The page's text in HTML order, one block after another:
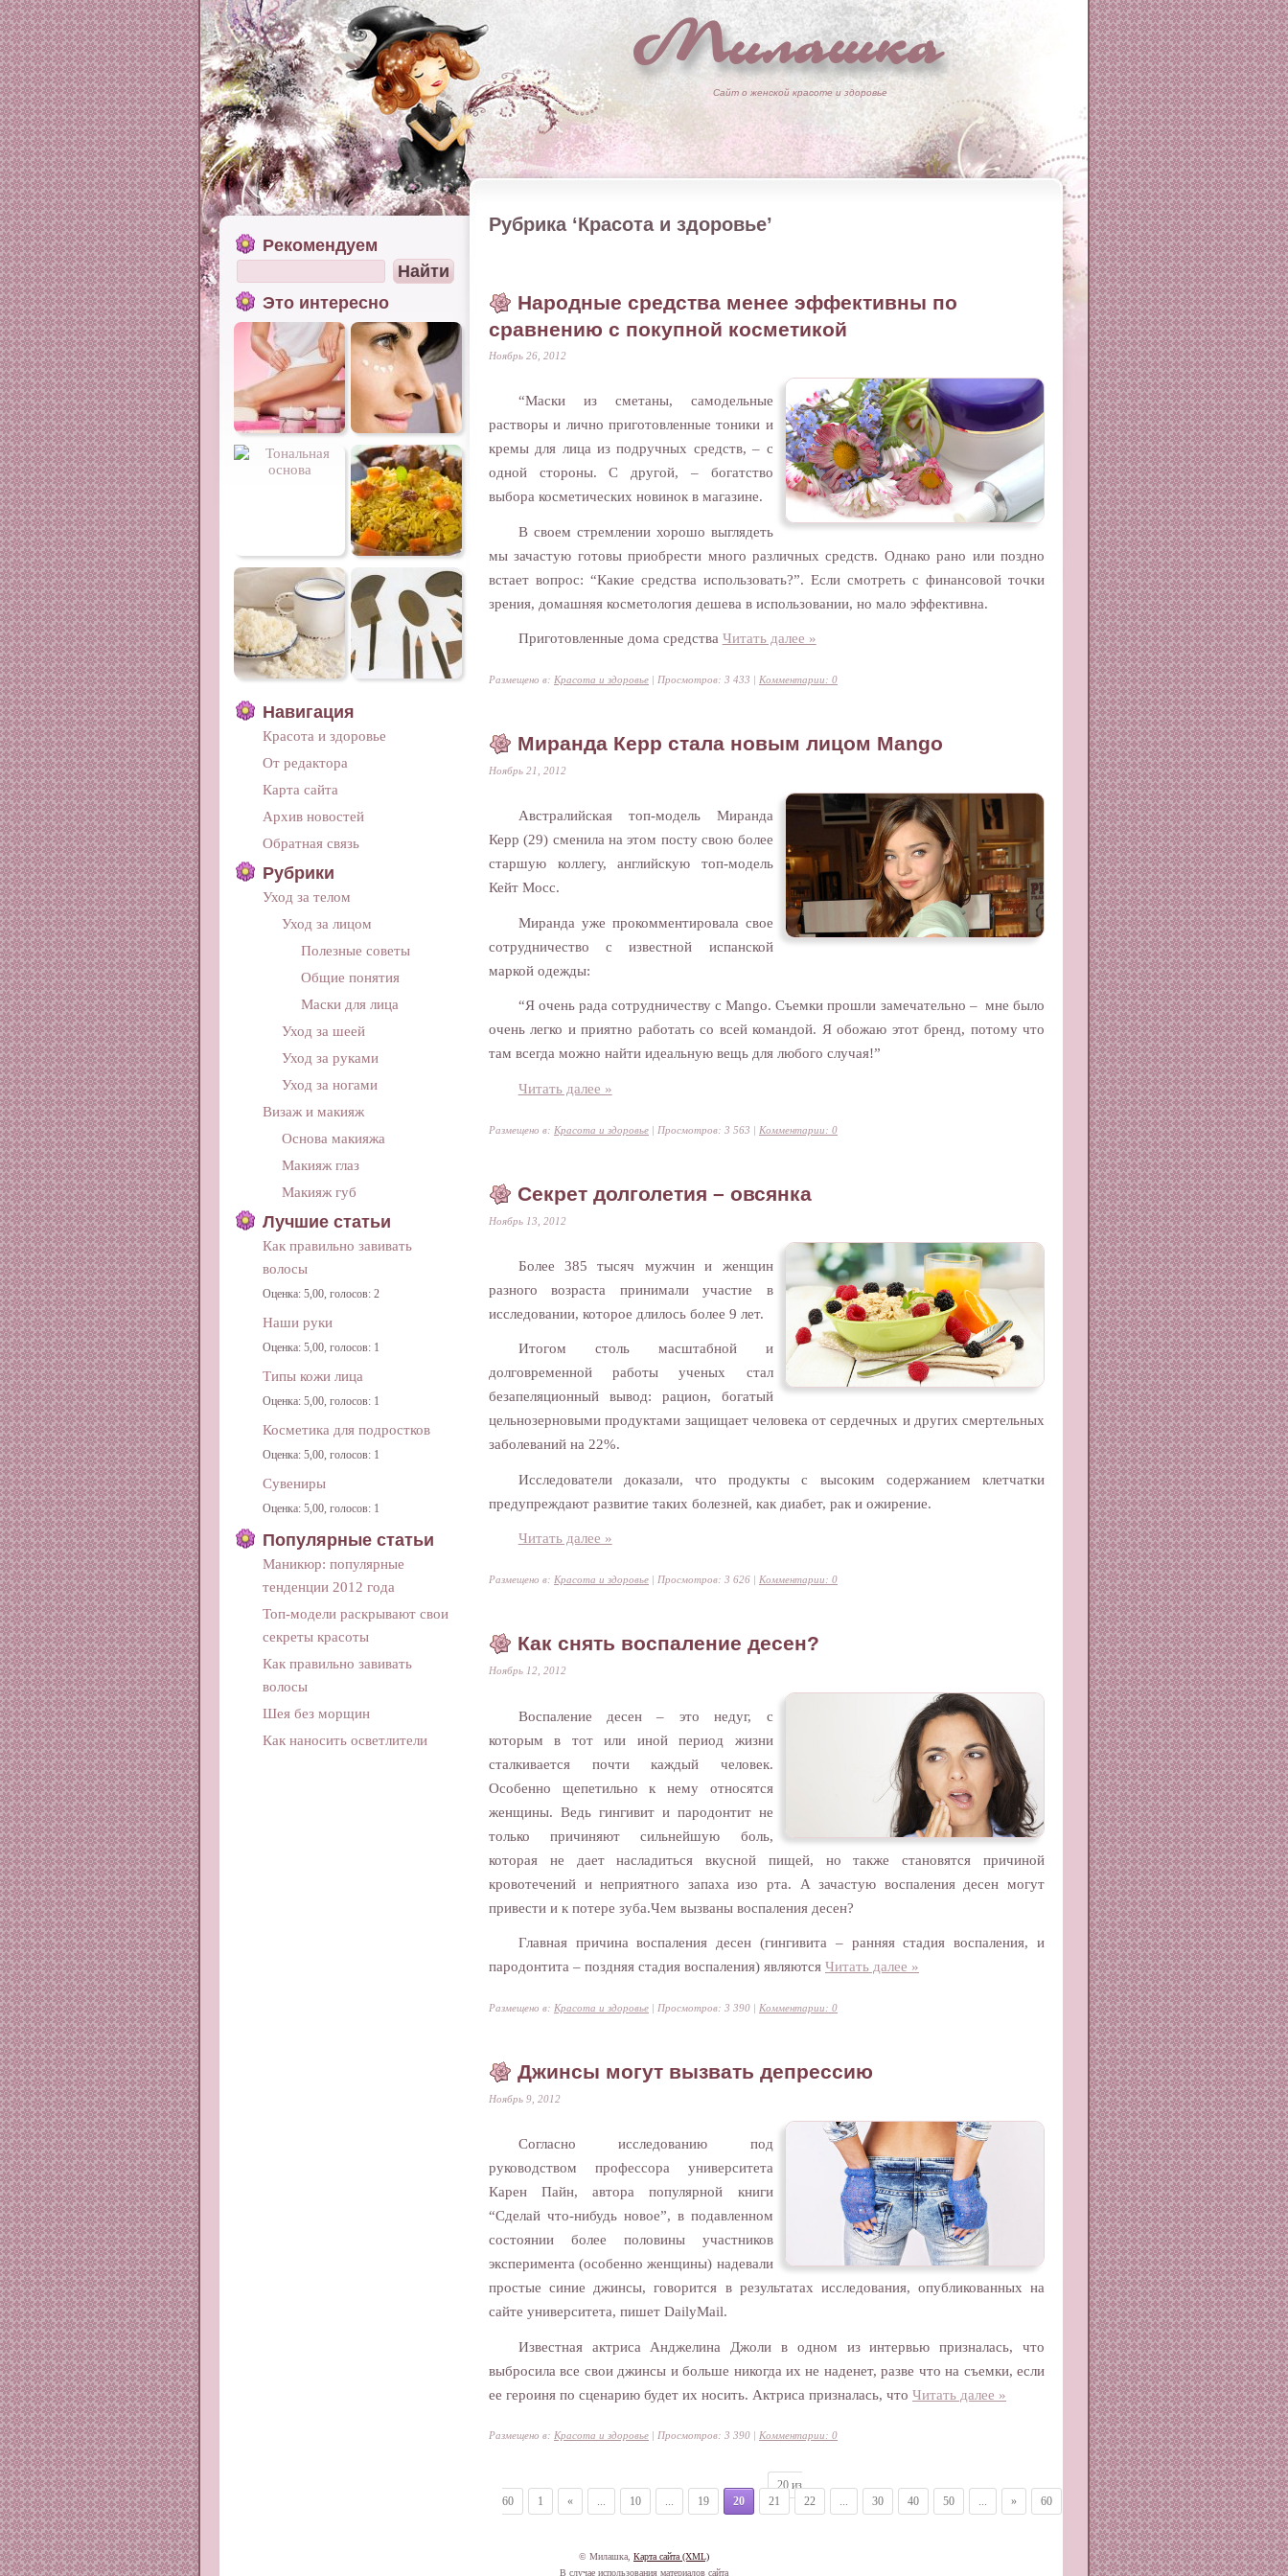
Милашка
Сайт о женской красоте и здоровье
Рубрика ‘Красота и здоровье’
Народные средства менее эффективны по
сравнению с покупной косметикой
Ноябрь 26, 2012
“Маски из сметаны, самодельные
растворы и лично приготовленные тоники и
кремы для лица из подручных средств, – с
одной стороны. С другой, – богатство
выбора косметических новинок в магазине.
В своем стремлении хорошо выглядеть
мы зачастую готовы приобрести много различных средств. Однако рано или поздно
встает вопрос: “Какие средства использовать?”. Если смотреть с финансовой точки
зрения, домашняя косметология дешева в использовании, но мало эффективна.
Приготовленные дома средства Читать далее »
Размещено в: Красота и здоровье | Просмотров: 3 433 | Комментарии: 0
Миранда Керр стала новым лицом Mango
Ноябрь 21, 2012
Австралийская топ-модель Миранда
Керр (29) сменила на этом посту свою более
старшую коллегу, английскую топ-модель
Кейт Мосс.
Миранда уже прокомментировала свое
сотрудничество с известной испанской
маркой одежды:
“Я очень рада сотрудничеству с Mango. Съемки прошли замечательно – мне было
очень легко и приятно работать со всей командой. Я обожаю этот бренд, потому что
там всегда можно найти идеальную вещь для любого случая!”
Читать далее »
Размещено в: Красота и здоровье | Просмотров: 3 563 | Комментарии: 0
Секрет долголетия – овсянка
Ноябрь 13, 2012
Более 385 тысяч мужчин и женщин
разного возраста принимали участие в
исследовании, которое длилось более 9 лет.
Итогом столь масштабной и
долговременной работы ученых стал
безапеляционный вывод: рацион, богатый
цельнозерновыми продуктами защищает человека от сердечных и других смертельных
заболеваний на 22%.
Исследователи доказали, что продукты с высоким содержанием клетчатки
предупреждают развитие таких болезней, как диабет, рак и ожирение.
Читать далее »
Размещено в: Красота и здоровье | Просмотров: 3 626 | Комментарии: 0
Как снять воспаление десен?
Ноябрь 12, 2012
Воспаление десен – это недуг, с
которым в тот или иной период жизни
сталкивается почти каждый человек.
Особенно щепетильно к нему относятся
женщины. Ведь гингивит и пародонтит не
только причиняют сильнейшую боль,
которая не дает насладиться вкусной пищей, но также становятся причиной
кровотечений и неприятного запаха изо рта. А зачастую воспаления десен могут
привести и к потере зуба.Чем вызваны воспаления десен?
Главная причина воспаления десен (гингивита – ранняя стадия воспаления, и
пародонтита – поздняя стадия воспаления) являются Читать далее »
Размещено в: Красота и здоровье | Просмотров: 3 390 | Комментарии: 0
Джинсы могут вызвать депрессию
Ноябрь 9, 2012
Согласно исследованию под
руководством профессора университета
Карен Пайн, автора популярной книги
“Сделай что-нибудь новое”, в подавленном
состоянии более половины участников
эксперимента (особенно женщины) надевали
простые синие джинсы, говорится в результатах исследования, опубликованных на
сайте университета, пишет DailyMail.
Известная актриса Анджелина Джоли в одном из интервью призналась, что
выбросила все свои джинсы и больше никогда их не наденет, разве что на съемки, если
ее героиня по сценарию будет их носить. Актриса призналась, что Читать далее »
Размещено в: Красота и здоровье | Просмотров: 3 390 | Комментарии: 0
20 из
60
1 « ... 10 ... 19 20 21 22 ... 30 40 50 ... » 60
Рекомендуем
Это интересно
Навигация
Красота и здоровье
От редактора
Карта сайта
Архив новостей
Обратная связь
Рубрики
Уход за телом
Уход за лицом
Полезные советы
Общие понятия
Маски для лица
Уход за шеей
Уход за руками
Уход за ногами
Визаж и макияж
Основа макияжа
Макияж глаз
Макияж губ
Лучшие статьи
Как правильно завивать
волосы
Оценка: 5,00, голосов: 2
Наши руки
Оценка: 5,00, голосов: 1
Типы кожи лица
Оценка: 5,00, голосов: 1
Косметика для подростков
Оценка: 5,00, голосов: 1
Сувениры
Оценка: 5,00, голосов: 1
Популярные статьи
Маникюр: популярные
тенденции 2012 года
Топ-модели раскрывают свои
секреты красоты
Как правильно завивать
волосы
Шея без морщин
Как наносить осветлители
© Милашка, Карта сайта (XML)
В случае использования материалов сайта